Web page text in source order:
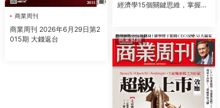
商業周刊
商業周刊 2026年6月29日第2
015期 大錢返台
經濟學15個關鍵思維，掌握經
商業财經